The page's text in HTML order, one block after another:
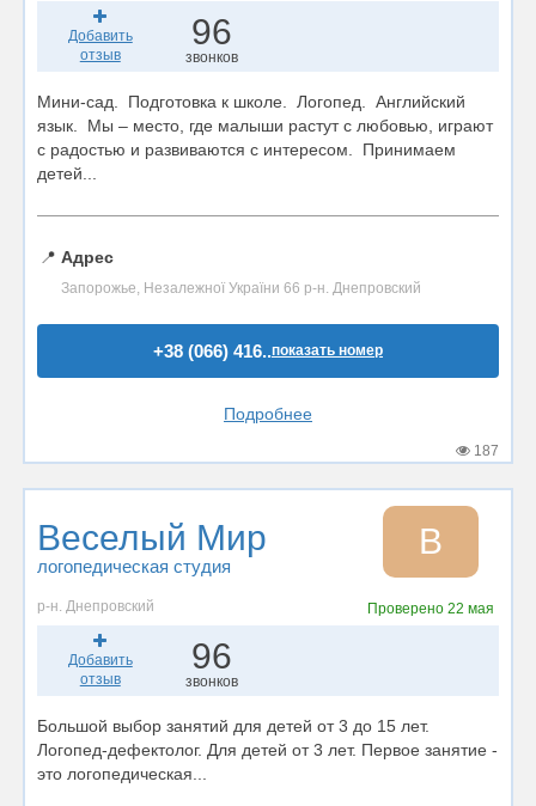
Добавить
отзыв
96
звонков
Мини-сад. Подготовка к школе. Логопед. Английский
язык. Мы – место, где малыши растут с любовью, играют
с радостью и развиваются с интересом. Принимаем
детей...
📍 Адрес
Запорожье, Незалежної України 66 р-н. Днепровский
+38 (066) 416..показать номер
Подробнее
187
Веселый Мир
логопедическая студия
В
р-н. Днепровский Проверено22 мая
Добавить
отзыв
96
звонков
Большой выбор занятий для детей от 3 до 15 лет.
Логопед-дефектолог. Для детей от 3 лет. Первое занятие -
это логопедическая...